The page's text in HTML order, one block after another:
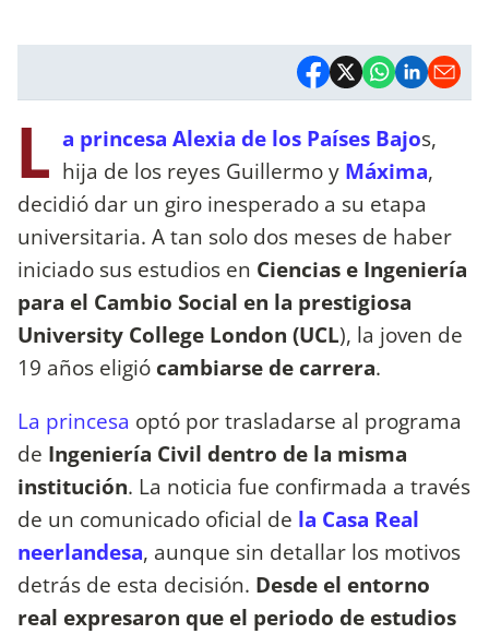
L a princesa Alexia de los Países Bajos,
hija de los reyes Guillermo y Máxima,
decidió dar un giro inesperado a su etapa
universitaria. A tan solo dos meses de haber
iniciado sus estudios en Ciencias e Ingeniería
para el Cambio Social en la prestigiosa
University College London (UCL), la joven de
19 años eligió cambiarse de carrera.
La princesa optó por trasladarse al programa
de Ingeniería Civil dentro de la misma
institución. La noticia fue confirmada a través
de un comunicado oficial de la Casa Real
neerlandesa, aunque sin detallar los motivos
detrás de esta decisión. Desde el entorno
real expresaron que el periodo de estudios